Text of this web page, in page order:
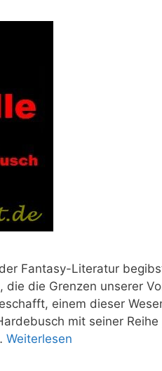
Fantasy-Literatur
die die Grenzen unserer
einem dieser
mit seiner
Weiterlesen